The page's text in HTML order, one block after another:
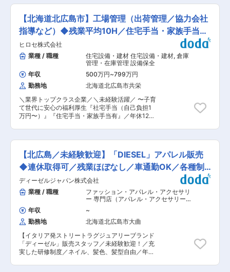
センター」を開設。ここでは最新のICT機器レン
タルに加え、お客様向けの技術指導やセミナー開
催等を通じて、 ICT技術の普及と建設業界全体
の効率化・省力化を支援しています。 変更の範
囲：会社の定める業務
場の方の命 を預かる大事なお仕事です。 ・複数
の工事現場、東京工場・白井工場での安全指導
（安全パトロールによる危険予知と健康障害発生
の防止等） ・現場での安全協議会への出席 ・現
場事故発生時の対応 ・各種安全書類の作成 ■同
社に関して： 80年の歴史を誇る業界大手の重仮
設資材リース会社です。日本初の重仮設資材リー
ス会社として創業し、業界5大大手の１つで、資
材保有量は業界トップです。また、大手同業他社
の中で、独立系の非上場企業ではあるものの、
2018年3月期に連結売上1,300億円を達成してい
ます。（上場企業でも上位約24%に入る売上高で
す。） 具体的なヒロセの実績事例…スーパーゼネ
コンや官公庁の依頼の社会的貢献度の高いプロジ
ェクトもあります。実例として、東日本大震災の
復旧工事、虎ノ門ヒルズ、羽田国際線ターミナル
に導入、普及を進め、現在は業界で最大のシェア
を獲得しています。 ■重仮設とは： 建設現場で
掘削した地盤を崩れないように支える「山留
材」、地下鉄や電気・ガスなど都市開発工事の工
事中の交通整備に欠かせない「覆工板」など、土
木・建築の基礎工事に使われる資材を取り扱う企
業です。また、大地震や、大雨による災害の復旧
工事には、先ず重仮設での緊急対応が必要であ
り、極めて社会貢献性が高い事業です。 ■市場環
境について： 業界全体で市場のニーズの高まって
います！：近年の自然災害による復旧工事、復興
需要、また政府主導での自然災害への防災・減災
対策の動き、首都圏における再開発事業などでニ
る業務
【北海道北広島市】工場管理（出荷管理／協力会社
指導など）◆残業平均10H／住宅手当・家族手当有
◎
ヒロセ株式会社
業種 / 職種
住宅設備・建材 住宅設備・建材, 倉庫
管理・在庫管理 設備保全
年収
500万円~799万円
勤務地
北海道北広島市共栄
＼業界トップクラス企業／＼未経験活躍／ 〜子育
て世代に安心の福利厚生『社宅手当（自己負担1
万円〜）』『住宅手当・家族手当有』／年休125
務をお任せします。 ・協力会社への安全指導※資
材のメンテナンスや加工などを協力会社にお任せ
しています。 ・加工鋼材の品質確認 ・納期管
理、在庫管理 ・建設現場への鋼材の出荷手配 ・
工場内設備の保全業務 ＊福利厚生が充実！詳細規
定はありますが、住宅手当 自己負担額1万円／月
といった寮・社宅制度、出張手当や資格取得奨励
制度などあり。 ■グループ売上1,364億円！同社
が手掛ける橋梁は全国に8,700橋超！ 85年の歴史
を誇り、日本の建設業界の基礎を支えている、社
会インフラ事業を中核に業界トップクラスの専門
会社のヒロセグループ。 その中で中核企業である
同社は、街づくりと災害復旧、そして社会インフ
ラを【鉄鋼・橋梁 の技術】で支えています。 日
本初の重仮設資材リース会社として創業し、業界
5大大手の１社、資材保有量は業界トップ、2011
【北広島／未経験歓迎】「DIESEL」アパレル販売
◆連休取得可／残業ほぼなし／車通勤OK／各種制
度◎
ディーゼルジャパン株式会社
業種 / 職種
ファッション・アパレル・アクセサリ
ー 専門店（アパレル・アクセサリー）
タッフ・フロアスタッフ・調理スタッ
フ（飲食）
年収
~
勤務地
北海道北広島市大曲
【イタリア発ストリートラグジュアリーブランド
「ディーゼル」販売スタッフ／未経験歓迎！／充
実した研修制度／ネイル、髪色、髪型自由／年休